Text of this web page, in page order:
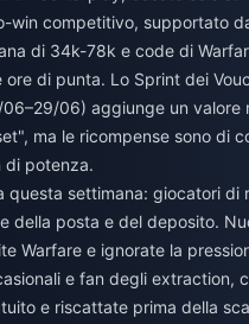
win competitivo, supportato
di 34k-78k e code di
ore di punta. Lo Sprint dei
06) aggiunge un valore
ma le ricompense sono di
di potenza.
questa settimana: giocatori di
della posta e del deposito.
Warfare e ignorate la
e fan degli extraction,
e riscattate prima della